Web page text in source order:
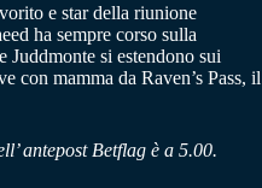
e star della riunione
ha sempre corso sulla
Juddmonte si estendono sui
con mamma da Raven’s Pass, il
antepost Betflag è a 5.00.